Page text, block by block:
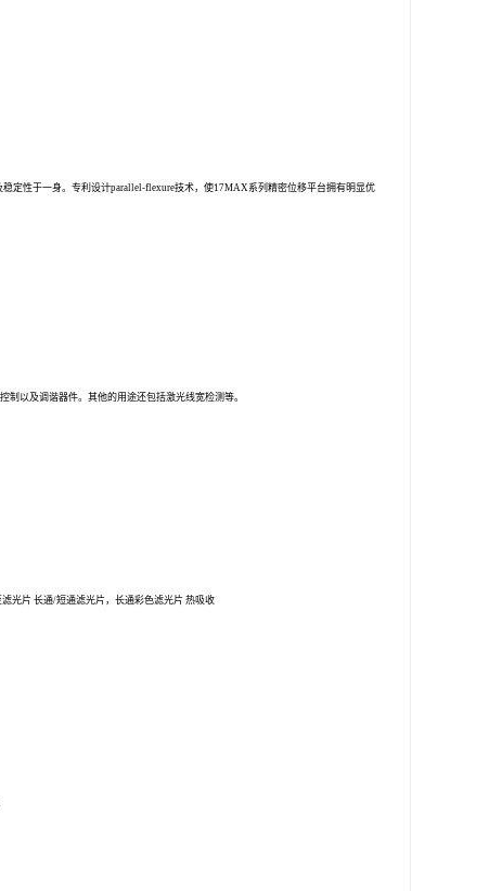
定性于一身。专利设计parallel-flexure技术，使17MAX系列精密位移平台拥有明显优
以及调谐器件。其他的用途还包括激光线宽检测等。
光片 长通/短通滤光片，长通彩色滤光片 热吸收